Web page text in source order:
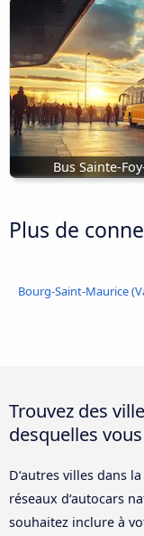
Bus Sainte-
Plus de
Bourg-Saint-Maurice
Trouvez des
desquelles
D‘autres villes dans
réseaux d‘autocars
souhaitez inclure à